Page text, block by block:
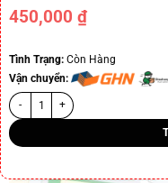
450,000₫
Tình Trạng:Còn Hàng
Vận chuyển: